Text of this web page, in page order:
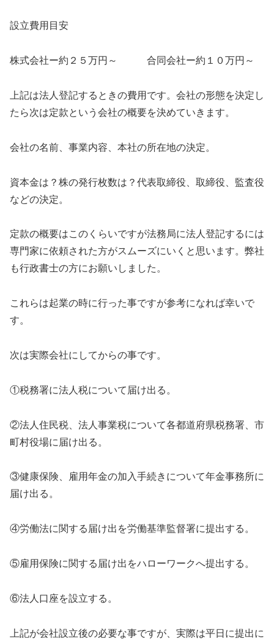
設立費用目安
株式会社ー約２５万円～ 合同会社ー約１０万円～
上記は法人登記するときの費用です。会社の形態を決定し
たら次は定款という会社の概要を決めていきます。
会社の名前、事業内容、本社の所在地の決定。
資本金は？株の発行枚数は？代表取締役、取締役、監査役
などの決定。
定款の概要はこのくらいですが法務局に法人登記するには
専門家に依頼された方がスムーズにいくと思います。弊社
も行政書士の方にお願いしました。
これらは起業の時に行った事ですが参考になれば幸いで
す。
次は実際会社にしてからの事です。
①税務署に法人税について届け出る。
②法人住民税、法人事業税について各都道府県税務署、市
町村役場に届け出る。
③健康保険、雇用年金の加入手続きについて年金事務所に
届け出る。
④労働法に関する届け出を労働基準監督署に提出する。
⑤雇用保険に関する届け出をハローワークへ提出する。
⑥法人口座を設立する。
上記が会社設立後の必要な事ですが、実際は平日に提出に